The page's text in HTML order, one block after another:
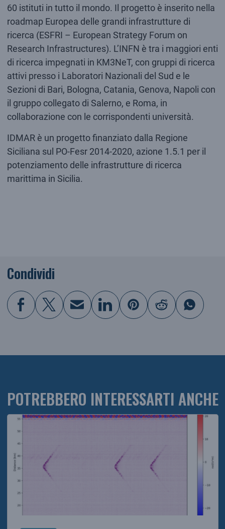
60 istituti in tutto il mondo. Il progetto è inserito nella
roadmap Europea delle grandi infrastrutture di
ricerca (ESFRI – European Strategy Forum on
Research Infrastructures). L’INFN è tra i maggiori enti
di ricerca impegnati in KM3NeT, con gruppi di ricerca
attivi presso i Laboratori Nazionali del Sud e le
Sezioni di Bari, Bologna, Catania, Genova, Napoli con
il gruppo collegato di Salerno, e Roma, in
collaborazione con le corrispondenti università.
IDMAR è un progetto finanziato dalla Regione
Siciliana sul PO-Fesr 2014-2020, azione 1.5.1 per il
potenziamento delle infrastrutture di ricerca
marittima in Sicilia.
Condividi
POTREBBERO INTERESSARTI ANCHE